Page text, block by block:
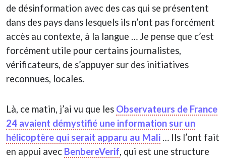
de désinformation avec des cas qui se présentent
dans des pays dans lesquels ils n’ont pas forcément
accès au contexte, à la langue … Je pense que c’est
forcément utile pour certains journalistes,
vérificateurs, de s’appuyer sur des initiatives
reconnues, locales.
Là, ce matin, j’ai vu que les Observateurs de France
24 avaient démystifié une information sur un
hélicoptère qui serait apparu au Mali … Ils l’ont fait
en appui avec BenbereVerif, qui est une structure